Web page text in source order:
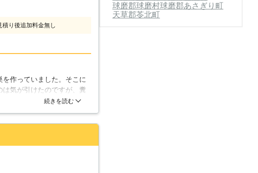
燥した糞の粉が口に入らな
倒です。こうした面倒ごと
ンスペースにおまかせくだ
ますので、掃除の際にはよ
や口から入ってしまえば病
糞ということで軽装で掃除
ょう。こうした作業が面倒
。
積り後追加料金無し
作っていました。そこに
気が引けたのですが、糞
した。危険な場所でした
続きを読む
球磨郡球磨村球磨郡あさぎり町
天草郡苓北町